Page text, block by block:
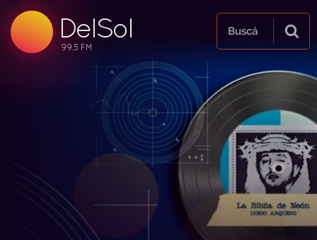
DelSol
99.5 FM
99.5 FM
99.5 FM
Buscá